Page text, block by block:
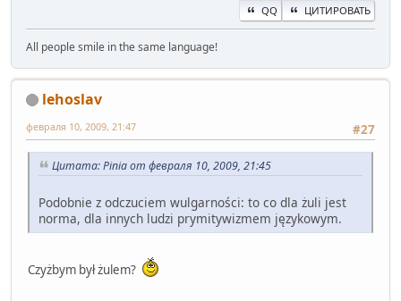
QQ ЦИТИРОВАТЬ
All people smile in the same language!
lehoslav
#27
февраля 10, 2009, 21:47
Цитата: Pinia от февраля 10, 2009, 21:45
Podobnie z odczuciem wulgarności: to co dla żuli jest
norma, dla innych ludzi prymitywizmem językowym.
Czyżbym był żulem?